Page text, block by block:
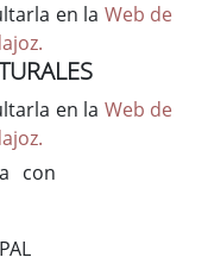
en la Web de
en la Web de
con